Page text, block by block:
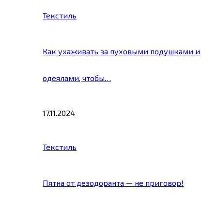
Текстиль
Как ухаживать за пуховыми подушками и
одеялами, чтобы…
17.11.2024
Текстиль
Пятна от дезодоранта — не приговор!